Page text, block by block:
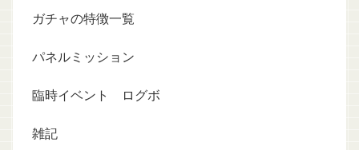
ガチャの特徴一覧
パネルミッション
臨時イベント ログボ
雑記